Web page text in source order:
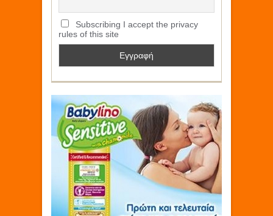
Subscribing I accept the privacy
rules of this site